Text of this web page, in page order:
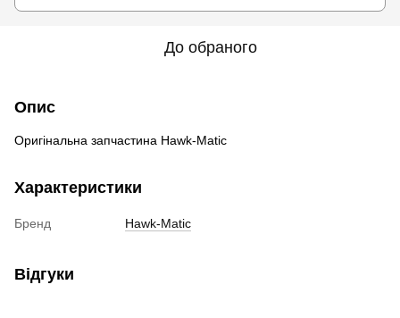
До обраного
Опис
Оригінальна запчастина Hawk-Matic
Характеристики
Бренд Hawk-Matic
Відгуки